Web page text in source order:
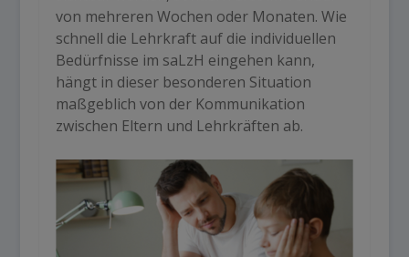
von mehreren Wochen oder Monaten. Wie
schnell die Lehrkraft auf die individuellen
Bedürfnisse im saLzH eingehen kann,
hängt in dieser besonderen Situation
maßgeblich von der Kommunikation
zwischen Eltern und Lehrkräften ab.